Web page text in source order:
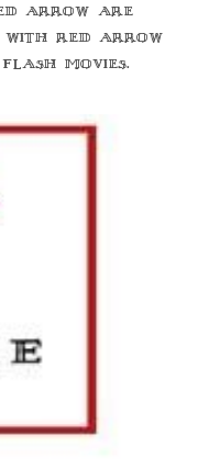
arrow are
with red arrow
movies.